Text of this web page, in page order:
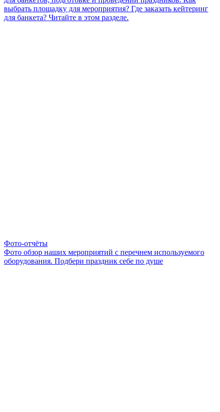
выбрать площадку для мероприятия? Где заказать кейтеринг
для банкета? Читайте в этом разделе.
Фото-отчёты
Фото обзор наших мероприятий с перечнем используемого
оборудования. Подбери праздник себе по душе